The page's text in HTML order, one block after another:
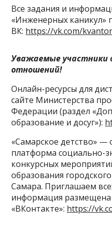
Все задания и
«Инженерных каникул»
ВК: https://vk.com/
Уважаемые участники
отношений!
Онлайн-ресурсы для
сайте Министерства
Федерации (раздел
образование и досуг»):
«Самарское детство» —
платформа социально-
конкурсных
образования
Самара. Приглашаем
информация размещена
«ВКонтакте»: https://